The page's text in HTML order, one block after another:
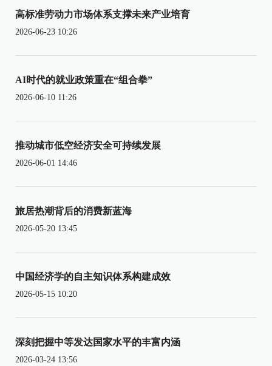
高标准劳动力市场体系支撑未来产业培育
2026-06-23 10:26
AI时代的就业政策重在“组合拳”
2026-06-10 11:26
推动城市低空经济安全可持续发展
2026-06-01 14:46
旅居热潮背后的消费新蓝海
2026-05-20 13:45
中国经济学的自主知识体系构建成效
2026-05-15 10:20
深刻把握中等发达国家水平的丰富内涵
2026-03-24 13:56